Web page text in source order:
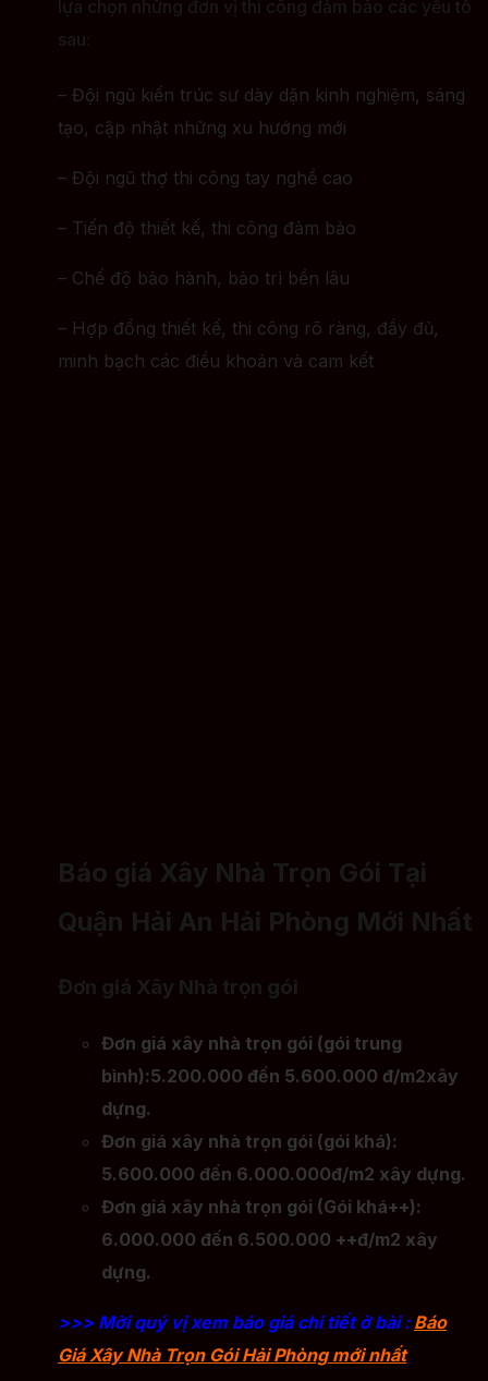
lựa chọn những đơn vị thi công đảm bảo các yếu tố
sau:
– Đội ngũ kiến trúc sư dày dặn kinh nghiệm, sáng
tạo, cập nhật những xu hướng mới
– Đội ngũ thợ thi công tay nghề cao
– Tiến độ thiết kế, thi công đảm bảo
– Chế độ bảo hành, bảo trì bền lâu
– Hợp đồng thiết kế, thi công rõ ràng, đầy đủ,
minh bạch các điều khoản và cam kết
Báo giá Xây Nhà Trọn Gói Tại
Quận Hải An Hải Phòng Mới Nhất
Đơn giá Xây Nhà trọn gói
Đơn giá xây nhà trọn gói (gói trung
bình):5.200.000 đến 5.600.000 đ/m2xây
dựng.
Đơn giá xây nhà trọn gói (gói khá):
5.600.000 đến 6.000.000đ/m2 xây dựng.
Đơn giá xây nhà trọn gói (Gói khá++):
6.000.000 đến 6.500.000 ++đ/m2 xây
dựng.
>>> Mời quý vị xem báo giá chi tiết ở bài : Báo
Giá Xây Nhà Trọn Gói Hải Phòng mới nhất